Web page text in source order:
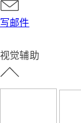
写邮件
视觉辅助